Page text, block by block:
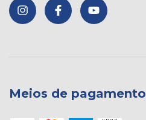
Meios de pagamento